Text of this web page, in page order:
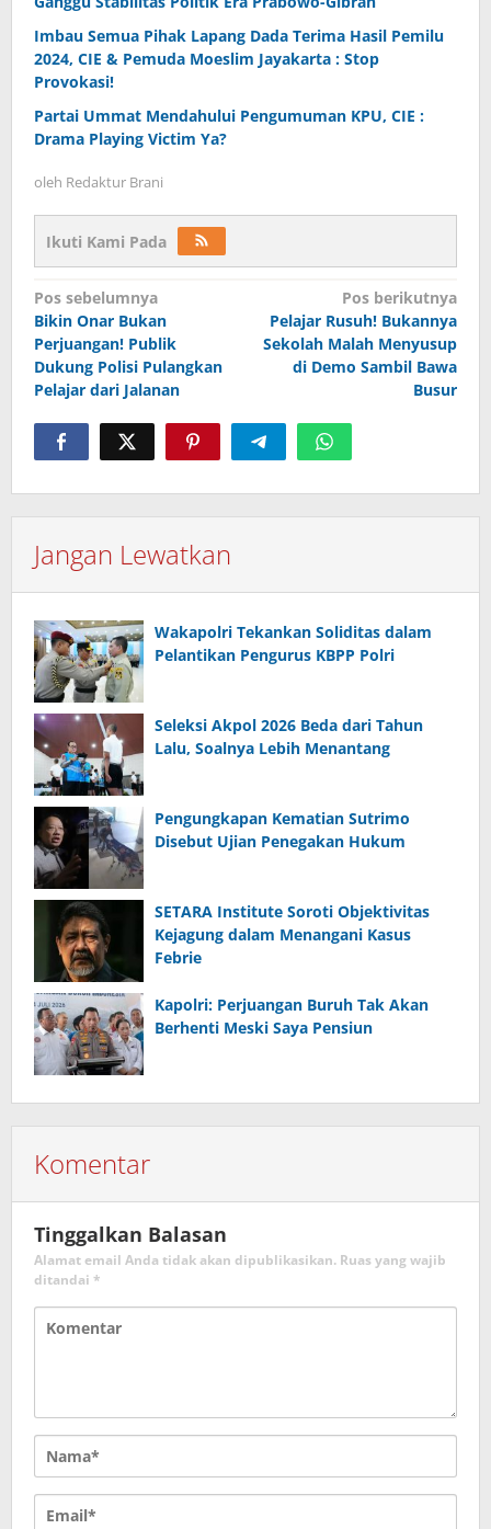
Imbau Semua Pihak Lapang Dada Terima Hasil Pemilu
2024, CIE & Pemuda Moeslim Jayakarta : Stop
Provokasi!
Partai Ummat Mendahului Pengumuman KPU, CIE :
Drama Playing Victim Ya?
oleh Redaktur Brani
Ikuti Kami Pada
Navigasi
pos
Pos sebelumnya
Bikin Onar Bukan
Perjuangan! Publik
Dukung Polisi Pulangkan
Pelajar dari Jalanan
Pos berikutnya
Pelajar Rusuh! Bukannya
Sekolah Malah Menyusup
di Demo Sambil Bawa
Busur
Jangan Lewatkan
Wakapolri Tekankan Soliditas dalam
Pelantikan Pengurus KBPP Polri
Seleksi Akpol 2026 Beda dari Tahun
Lalu, Soalnya Lebih Menantang
Pengungkapan Kematian Sutrimo
Disebut Ujian Penegakan Hukum
SETARA Institute Soroti Objektivitas
Kejagung dalam Menangani Kasus
Febrie
Kapolri: Perjuangan Buruh Tak Akan
Berhenti Meski Saya Pensiun
Komentar
Tinggalkan Balasan
Alamat email Anda tidak akan dipublikasikan. Ruas yang wajib
ditandai *